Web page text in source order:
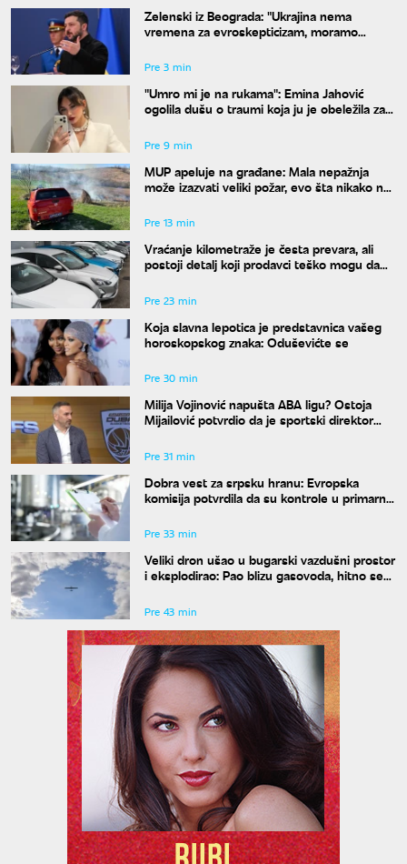
Zelenski iz Beograda: "Ukrajina nema
vremena za evroskepticizam, moramo
Pre 3 min
"Umro mi je na rukama": Emina Jahović
ogolila dušu o traumi koja ju je obeležila za
Pre 9 min
MUP apeluje na građane: Mala nepažnja
može izazvati veliki požar, evo šta nikako ne
Pre 13 min
Vraćanje kilometraže je česta prevara, ali
postoji detalj koji prodavci teško mogu da
Pre 23 min
Koja slavna lepotica je predstavnica vašeg
horoskopskog znaka: Oduševićte se
Pre 30 min
Milija Vojinović napušta ABA ligu? Ostoja
Mijailović potvrdio da je sportski direktor
Pre 31 min
Dobra vest za srpsku hranu: Evropska
komisija potvrdila da su kontrole u primarnoj
Pre 33 min
Veliki dron ušao u bugarski vazdušni prostor
i eksplodirao: Pao blizu gasovoda, hitno se
Pre 43 min